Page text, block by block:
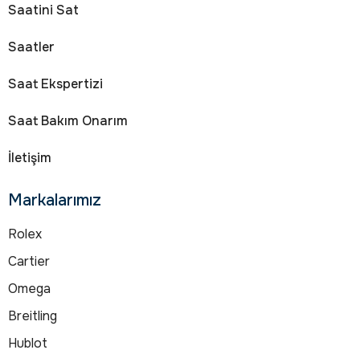
Saatini Sat
Saatler
Saat Ekspertizi
Saat Bakım Onarım
İletişim
Markalarımız
Rolex
Cartier
Omega
Breitling
Hublot